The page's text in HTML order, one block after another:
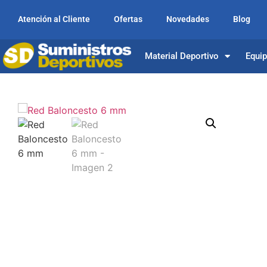
Atención al Cliente Ofertas Novedades Blog
Material Deportivo